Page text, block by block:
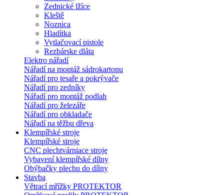
Zednické lžíce
Kleště
Noznica
Hladítka
Vytlačovací pistole
Rezbárske dláta
Elektro nářadí
Nářadí na montáž sádrokartonu
Nářadí pro tesaře a pokrývače
Nářadí pro zedníky
Nářadí pro montáž podlah
Nářadí pro železáře
Nářadí pro obkladače
Nářadí na těžbu dřeva
Klempířské stroje
Klempířské stroje
CNC plechtvárniace stroje
Vybavení klempířské dílny
Ohýbačky plechu do dílny
Stavba
Větrací mřížky PROTEKTOR